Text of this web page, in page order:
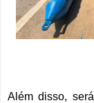
Além disso,